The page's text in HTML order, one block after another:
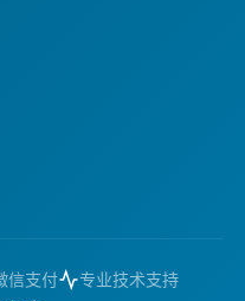
信支付
专业技术支持